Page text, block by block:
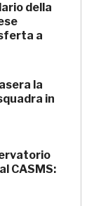
della
a
la
in
CASMS: